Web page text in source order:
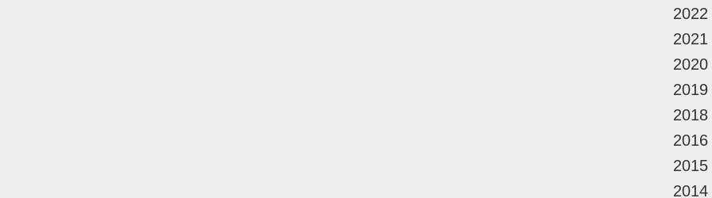
2022
2021
2020
2019
2018
2016
2015
2014